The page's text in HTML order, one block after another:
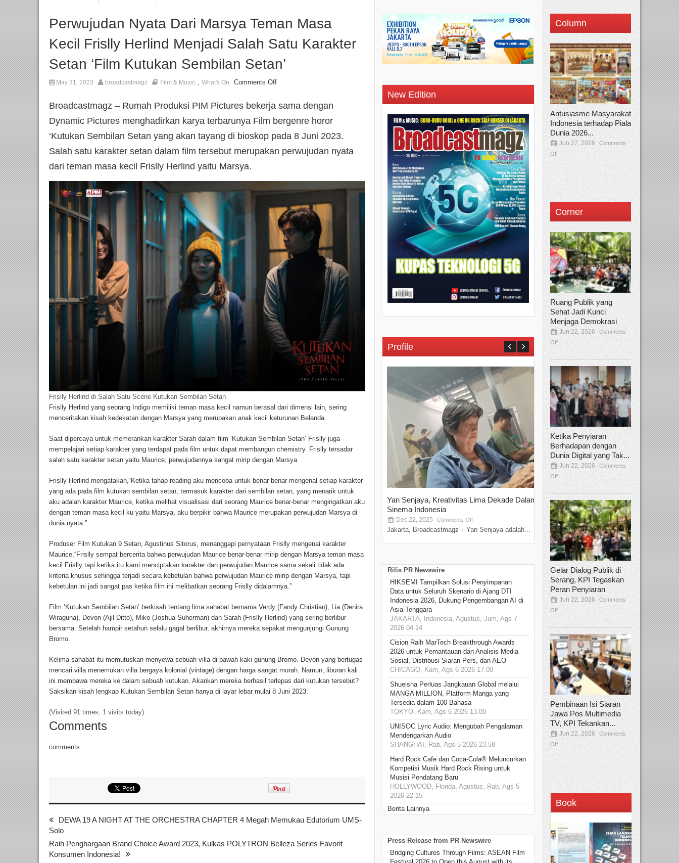
Perwujudan Nyata Dari Marsya Teman Masa
Kecil Frislly Herlind Menjadi Salah Satu Karakter
Setan ‘Film Kutukan Sembilan Setan’
May 31, 2023 broadcastmagz Film & Music , What's On Comments Off
Broadcastmagz – Rumah Produksi PIM Pictures bekerja sama dengan
Dynamic Pictures menghadirkan karya terbarunya Film bergenre horor
‘Kutukan Sembilan Setan yang akan tayang di bioskop pada 8 Juni 2023.
Salah satu karakter setan dalam film tersebut merupakan perwujudan nyata
dari teman masa kecil Frislly Herlind yaitu Marsya.
Frislly Herlind di Salah Satu Scene Kutukan Sembilan Setan
Frislly Herlind yang seorang Indigo memiliki teman masa kecil namun berasal dari dimensi lain, sering
menceritakan kisah kedekatan dengan Marsya yang merupakan anak kecil keturunan Belanda.
Saat dipercaya untuk memerankan karakter Sarah dalam film ‘Kutukan Sembilan Setan’ Frislly juga
mempelajari setiap karakter yang terdapat pada film untuk dapat membangun chemistry. Frislly tersadar
salah satu karakter setan yaitu Maurice, perwujudannya sangat mirip dengan Marsya.
Frislly Herlind mengatakan,“Ketika tahap reading aku mencoba untuk benar-benar mengenal setiap karakter
yang ada pada film kutukan sembilan setan, termasuk karakter dari sembilan setan, yang menarik untuk
aku adalah karakter Maurice, ketika melihat visualisasi dari seorang Maurice benar-benar mengingatkan aku
dengan teman masa kecil ku yaitu Marsya, aku berpikir bahwa Maurice merupakan perwujudan Marsya di
dunia nyata.”
Produser Film Kutukan 9 Setan, Agustinus Sitorus, menanggapi pernyataan Frislly mengenai karakter
Maurice,“Frislly sempat bercerita bahwa perwujudan Maurice benar-benar mirip dengan Marsya teman masa
kecil Frislly tapi ketika itu kami menciptakan karakter dan perwujudan Maurice sama sekali tidak ada
kriteria khusus sehingga terjadi secara kebetulan bahwa perwujudan Maurice mirip dengan Marsya, tapi
kebetulan ini jadi sangat pas ketika film ini melibatkan seorang Frislly didalamnya.”
Film ‘Kutukan Sembilan Setan’ berkisah tentang lima sahabat bernama Verdy (Fandy Christian), Lia (Denira
Wiraguna), Devon (Ajil Ditto), Miko (Joshua Suherman) dan Sarah (Frislly Herlind) yang sering berlibur
bersama. Setelah hampir setahun selalu gagal berlibur, akhirnya mereka sepakat mengunjungi Gunung
Bromo.
Kelima sahabat itu memutuskan menyewa sebuah villa di bawah kaki gunung Bromo. Devon yang bertugas
mencari villa menemukan villa bergaya kolonial (vintage) dengan harga sangat murah. Namun, liburan kali
ini membawa mereka ke dalam sebuah kutukan. Akankah mereka berhasil terlepas dari kutukan tersebut?
Saksikan kisah lengkap Kutukan Sembilan Setan hanya di layar lebar mulai 8 Juni 2023.
(Visited 91 times, 1 visits today)
Comments
comments
DEWA 19 A NIGHT AT THE ORCHESTRA CHAPTER 4 Megah Memukau Edutorium UMS-
Solo
Raih Penghargaan Brand Choice Award 2023, Kulkas POLYTRON Belleza Series Favorit
Konsumen Indonesia!
New Edition
Profile
Yan Senjaya, Kreativitas Lima Dekade Dalam
Sinema Indonesia
Dec 22, 2025 Comments Off
Jakarta, Broadcastmagz – Yan Senjaya adalah...
Tamee Irelly Menjadi Juri Open
Film Terbaru...
Sep 08, 2025 Comments Off
Bekasi, Broadcastmagz – Dalam upaya
talenta...
Rilis PR Newswire
HIKSEMI Tampilkan Solusi Penyimpanan
Data untuk Seluruh Skenario di Ajang DTI
Indonesia 2026, Dukung Pengembangan AI di
Asia Tenggara
JAKARTA, Indonesia, Agustus, Jum, Ags 7
2026 04.14
Cision Raih MarTech Breakthrough Awards
2026 untuk Pemantauan dan Analisis Media
Sosial, Distribusi Siaran Pers, dan AEO
CHICAGO, Kam, Ags 6 2026 17.00
Shueisha Perluas Jangkauan Global melalui
MANGA MILLION, Platform Manga yang
Tersedia dalam 100 Bahasa
TOKYO, Kam, Ags 6 2026 13.00
UNISOC Lyric Audio: Mengubah Pengalaman
Mendengarkan Audio
SHANGHAI, Rab, Ags 5 2026 23.58
Hard Rock Cafe dan Coca-Cola® Meluncurkan
Kompetisi Musik Hard Rock Rising untuk
Musisi Pendatang Baru
HOLLYWOOD, Florida, Agustus, Rab, Ags 5
2026 22.15
Berita Lainnya
Press Release from PR Newswire
Bridging Cultures Through Films: ASEAN Film
Column
Antusiasme Masyarakat
Indonesia terhadap Piala
Dunia 2026...
Jun 27, 2026
Comments
Off
Corner
Ruang Publik yang
Sehat Jadi Kunci
Menjaga Demokrasi
Jun 22, 2026
Comments
Off
Ketika Penyiaran
Berhadapan dengan
Dunia Digital yang Tak...
Jun 22, 2026
Comments
Off
Gelar Dialog Publik di
Serang, KPI Tegaskan
Peran Penyiaran
Jun 22, 2026
Comments
Off
Pembinaan Isi Siaran
Jawa Pos Multimedia
TV, KPI Tekankan...
Jun 22, 2026
Comments
Off
Book